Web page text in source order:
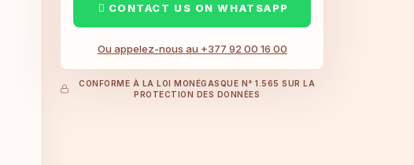
CONTACT US ON WHATSAPP
Ou appelez-nous au +377 92 00 16 00
CONFORME À LA LOI MONÉGASQUE N° 1.565 SUR LA
PROTECTION DES DONNÉES